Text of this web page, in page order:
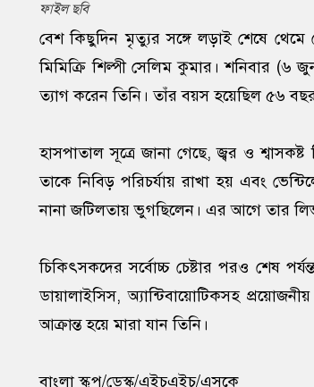
ফাইল ছবি
বেশ কিছুদিন মৃত্যুর সঙ্গে লড়াই শেষে থেমে
মিমিক্রি শিল্পী সেলিম কুমার। শনিবার (৬
ত্যাগ করেন তিনি। তাঁর বয়স হয়েছিল ৫৬
হাসপাতাল সূত্রে জানা গেছে, জ্বর ও
তাকে নিবিড় পরিচর্যায় রাখা হয় এবং
নানা জটিলতায় ভুগছিলেন। এর আগে তার
চিকিৎসকদের সর্বোচ্চ চেষ্টার পরও শেষ
ডায়ালাইসিস, অ্যান্টিবায়োটিকসহ
আক্রান্ত হয়ে মারা যান তিনি।
বাংলা স্কুপ/ডেস্ক/এইচএইচ/এসকে